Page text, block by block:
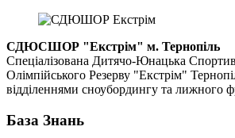
СДЮСШОР "Екстрім" м. Тернопіль
Спеціалізована Дитячо-Юнацька
Олімпійського Резерву "Екстрім"
відділеннями сноубордингу та лижного
База Знань